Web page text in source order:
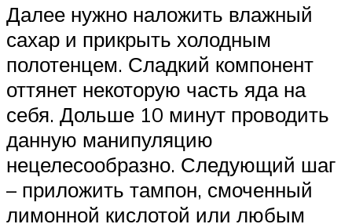
Далее нужно наложить влажный
сахар и прикрыть холодным
полотенцем. Сладкий компонент
оттянет некоторую часть яда на
себя. Дольше 10 минут проводить
данную манипуляцию
нецелесообразно. Следующий шаг
– приложить тампон, смоченный
лимонной кислотой или любым